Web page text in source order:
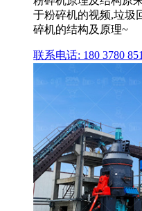
于粉碎机的视频,垃圾
碎机的结构及原理~
联系电话: 180 3780